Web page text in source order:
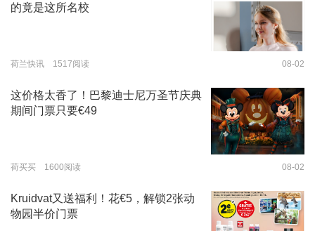
的竟是这所名校
荷兰快讯 1517阅读 08-02
这价格太香了！巴黎迪士尼万圣节庆典
期间门票只要€49
荷买买 1600阅读 08-02
Kruidvat又送福利！花€5，解锁2张动
物园半价门票